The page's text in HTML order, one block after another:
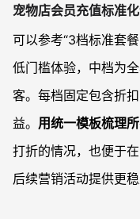
宠物店会员充值标准
可以参考“3档标准套
低门槛体验，中档为
客。每档固定包含折
益。 用统一模板梳理
打折的情况，也便于
后续营销活动提供更稳